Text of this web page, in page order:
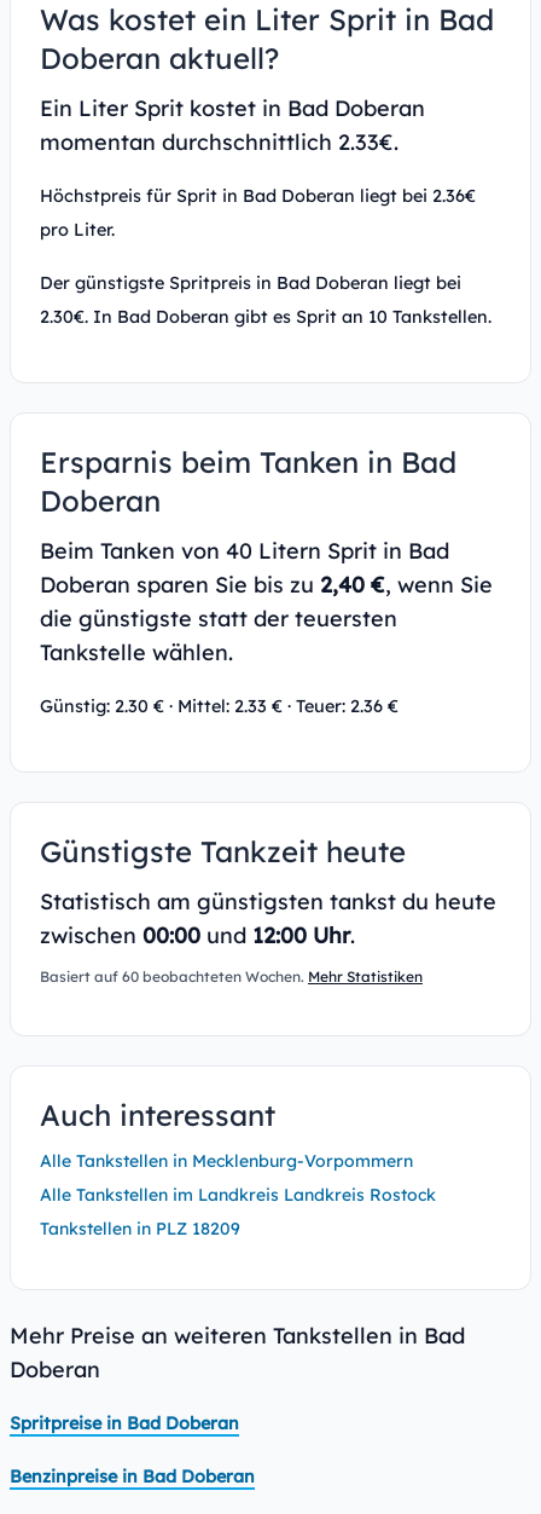
Was kostet ein Liter Sprit in Bad
Doberan aktuell?
Ein Liter Sprit kostet in Bad Doberan
momentan durchschnittlich 2.33€.
Höchstpreis für Sprit in Bad Doberan liegt bei 2.36€
pro Liter.
Der günstigste Spritpreis in Bad Doberan liegt bei
2.30€. In Bad Doberan gibt es Sprit an 10 Tankstellen.
Ersparnis beim Tanken in Bad
Doberan
Beim Tanken von 40 Litern Sprit in Bad
Doberan sparen Sie bis zu 2,40 €, wenn Sie
die günstigste statt der teuersten
Tankstelle wählen.
Günstig: 2.30 € · Mittel: 2.33 € · Teuer: 2.36 €
Günstigste Tankzeit heute
Statistisch am günstigsten tankst du heute
zwischen 00:00 und 12:00 Uhr.
Basiert auf 60 beobachteten Wochen. Mehr Statistiken
Auch interessant
Alle Tankstellen in Mecklenburg-Vorpommern
Alle Tankstellen im Landkreis Landkreis Rostock
Tankstellen in PLZ 18209
Mehr Preise an weiteren Tankstellen in Bad
Doberan
Spritpreise in Bad Doberan
Benzinpreise in Bad Doberan